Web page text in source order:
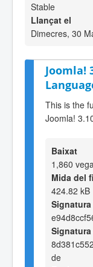
Stable
Llançat el
Dimecres, 30
Joomla!
This is the
Joomla!
Baixat
1,860
Mida del
424.82 kB
Signatura
Signatura
de